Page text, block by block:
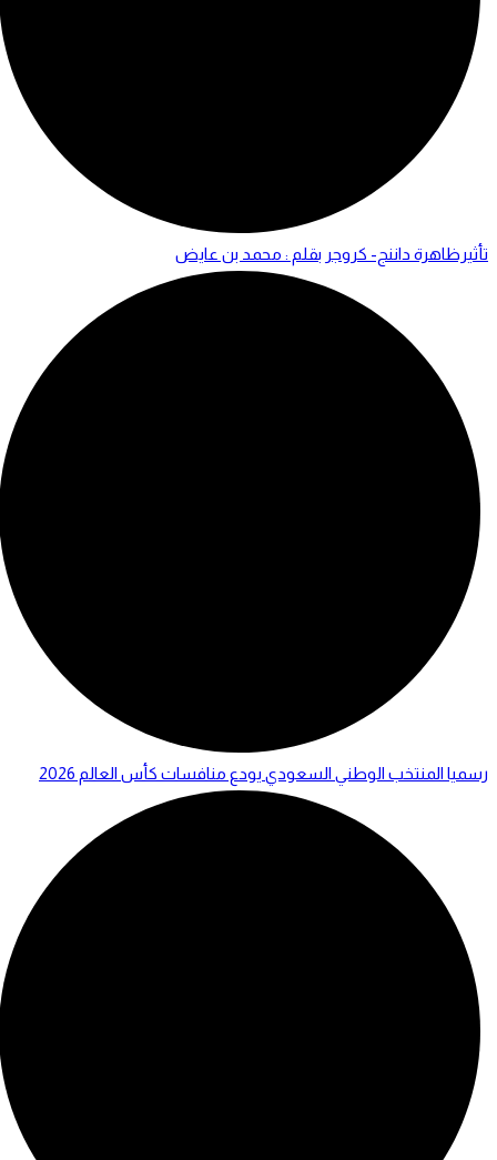
تأثيرظاهرة داننج- كروجر بقلم : محمد بن عايض
رسميا المنتخب الوطني السعودي يودع منافسات كأس العالم 2026